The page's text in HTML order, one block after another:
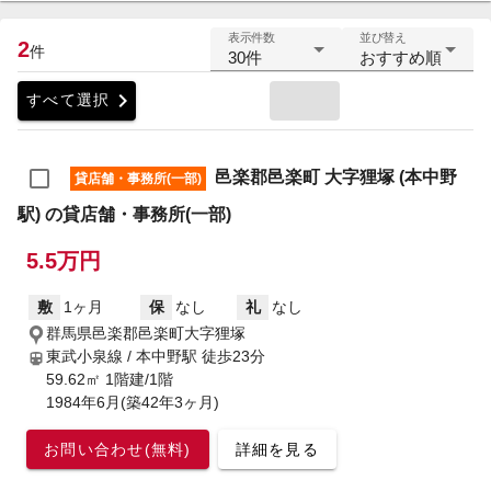
2件
表示件数
30件
並び替え
おすすめ順
すべて選択 chevron_right
貸店舗・事務所(一部)
邑楽郡邑楽町 大字狸塚 (本中野
駅) の貸店舗・事務所(一部)
5.5万円
敷 1ヶ月 保 なし 礼
なし
群馬県邑楽郡邑楽町大字狸塚
東武小泉線 / 本中野駅 徒歩23分
59.62㎡ 1階建/1階
1984年6月(築42年3ヶ月)
お問い合わせ(無料) 詳細を見る